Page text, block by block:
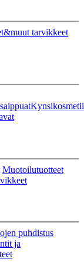
tarvikkeet
Muotoilutuotteet
puhdistus
ja